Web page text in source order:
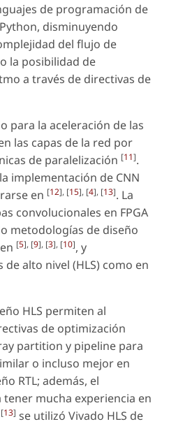
de programación de
disminuyendo
del flujo de
la posibilidad de
a través de directivas de
para la aceleración de las
las capas de la red por
de paralelización [11].
implementación de CNN
en [12], [15], [4], [13]. La
convolucionales en FPGA
metodologías de diseño
[5], [9], [3], [10], y
alto nivel (HLS) como en
HLS permiten al
de optimización
partition y pipeline para
o incluso mejor en
RTL; además, el
mucha experiencia en
[13] se utilizó Vivado HLS de